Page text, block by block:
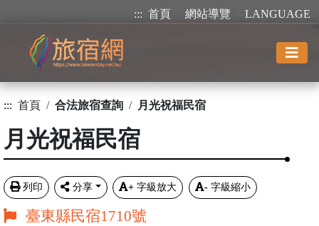
::: 首頁 網站導覽 LANGUAGE
::: 首頁 合法旅宿查詢 月光祝福民宿
月光祝福民宿
列印 分享 + 字級放大 - 字級縮小
臺東縣民宿1710號